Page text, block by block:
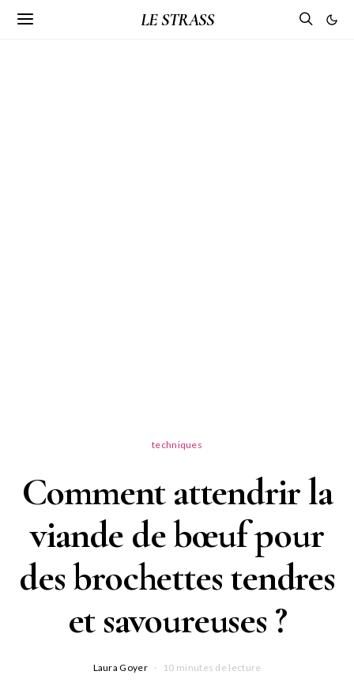
LE STRASS
techniques
Comment attendrir la
viande de bœuf pour
des brochettes tendres
et savoureuses ?
Laura Goyer 10 minutes de lecture